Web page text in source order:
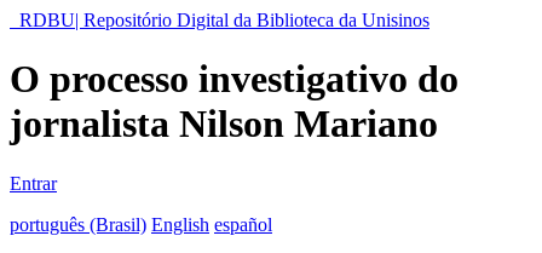
RDBU| Repositório Digital da Biblioteca da Unisinos
O processo investigativo do
jornalista Nilson Mariano
Entrar
português (Brasil) English español